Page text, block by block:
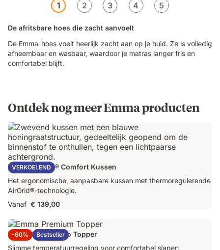
1 2 3 4 5
De afritsbare hoes die zacht aanvoelt
De Emma-hoes voelt heerlijk zacht aan op je huid. Ze is volledig
afneembaar en wasbaar, waardoor je matras langer fris en
comfortabel blijft.
Ontdek nog meer Emma producten
VERKOELEND
Emma AirGrid® Comfort Kussen
Het ergonomische, aanpasbare kussen met thermoregulerende
AirGrid®-technologie.
Vanaf € 139,00
-60% Bestseller
Emma Original Pro Topper
Slimme temperatuurregeling voor comfortabel slapen